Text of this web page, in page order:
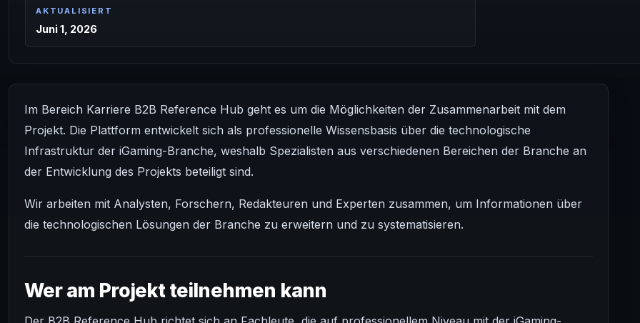
AKTUALISIERT
Juni 1, 2026
Im Bereich Karriere B2B Reference Hub geht es um die Möglichkeiten der Zusammenarbeit mit dem
Projekt. Die Plattform entwickelt sich als professionelle Wissensbasis über die technologische
Infrastruktur der iGaming-Branche, weshalb Spezialisten aus verschiedenen Bereichen der Branche an
der Entwicklung des Projekts beteiligt sind.
Wir arbeiten mit Analysten, Forschern, Redakteuren und Experten zusammen, um Informationen über
die technologischen Lösungen der Branche zu erweitern und zu systematisieren.
Wer am Projekt teilnehmen kann